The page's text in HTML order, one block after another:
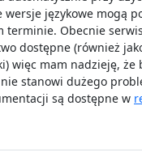
wersje językowe mogą
terminie. Obecnie
dostępne (również
więc mam nadzieję, że
stanowi dużego
są dostępne w